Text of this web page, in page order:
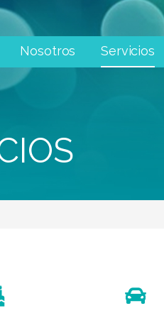
Nosotros Servicios